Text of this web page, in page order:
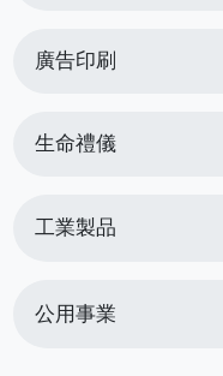
廣告印刷
生命禮儀
工業製品
公用事業